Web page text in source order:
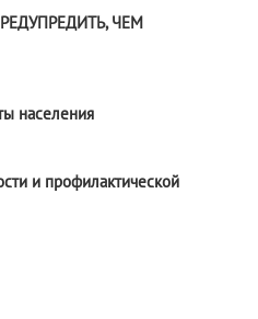
ЧЕМ
населения
и профилактической